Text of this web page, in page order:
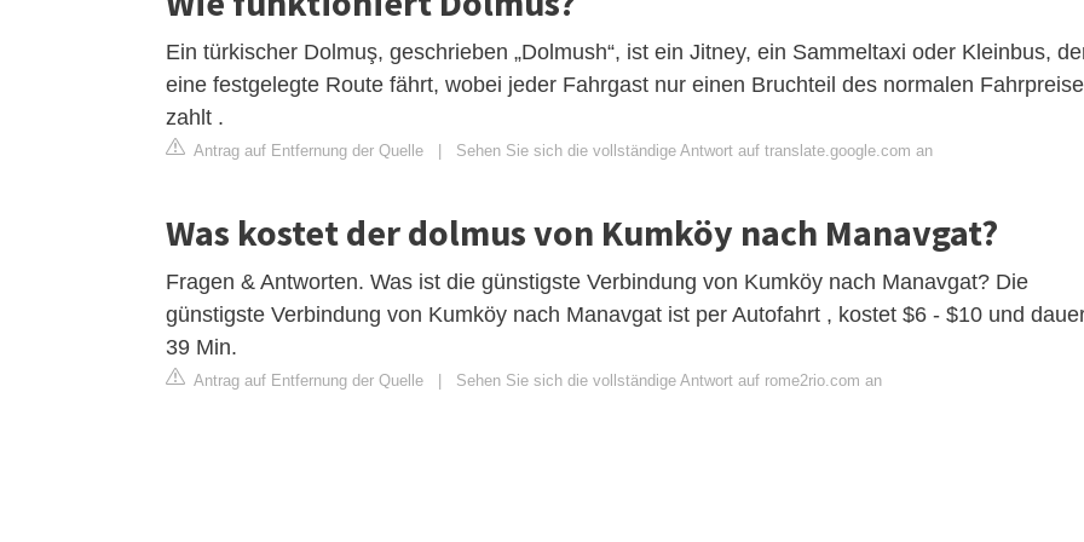
Ein türkischer Dolmuş, geschrieben „Dolmush“, ist ein Jitney, ein Sammeltaxi oder Kleinbus,
eine festgelegte Route fährt, wobei jeder Fahrgast nur einen Bruchteil des normalen
zahlt .
Antrag auf Entfernung der Quelle | Sehen Sie sich die vollständige Antwort auf translate.google.com an
Was kostet der dolmus von Kumköy nach Manavgat?
Fragen & Antworten. Was ist die günstigste Verbindung von Kumköy nach Manavgat? Die
günstigste Verbindung von Kumköy nach Manavgat ist per Autofahrt , kostet $6 - $10 und
39 Min.
Antrag auf Entfernung der Quelle | Sehen Sie sich die vollständige Antwort auf rome2rio.com an